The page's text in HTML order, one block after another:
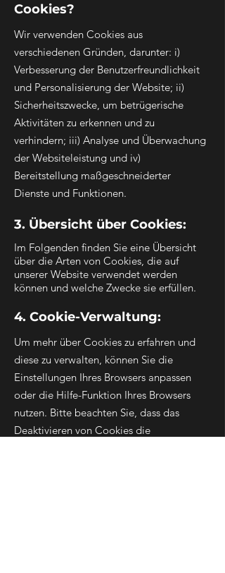
Cookies?
Wir verwenden Cookies aus
verschiedenen Gründen, darunter: i)
Verbesserung der Benutzerfreundlichkeit
und Personalisierung der Website; ii)
Sicherheitszwecke, um betrügerische
Aktivitäten zu erkennen und zu
verhindern; iii) Analyse und Überwachung
der Websiteleistung und iv)
Bereitstellung maßgeschneiderter
Dienste und Funktionen.
3. Übersicht über Cookies:
Im Folgenden finden Sie eine Übersicht
über die Arten von Cookies, die auf
unserer Website verwendet werden
können und welche Zwecke sie erfüllen.
4. Cookie-Verwaltung:
Um mehr über Cookies zu erfahren und
diese zu verwalten, können Sie die
Einstellungen Ihres Browsers anpassen
oder die Hilfe-Funktion Ihres Browsers
nutzen. Bitte beachten Sie, dass das
Deaktivieren von Cookies die